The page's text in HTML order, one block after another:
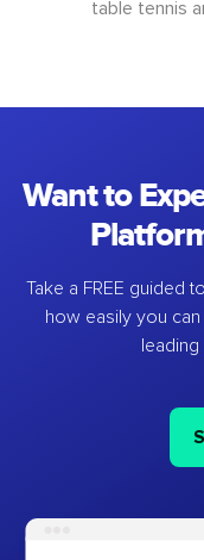
table tennis
Want to
Take a FREE guided
how easily you